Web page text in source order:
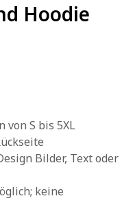
Hoodie
S bis 5XL
Bilder, Text oder
keine